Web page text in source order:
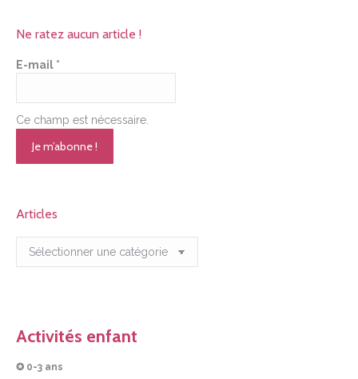
Ne ratez aucun article !
E-mail *
Ce champ est nécessaire.
Articles
Articles
Activités enfant
✪ 0-3 ans